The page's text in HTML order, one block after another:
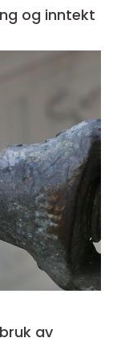
læring og inntekt
av